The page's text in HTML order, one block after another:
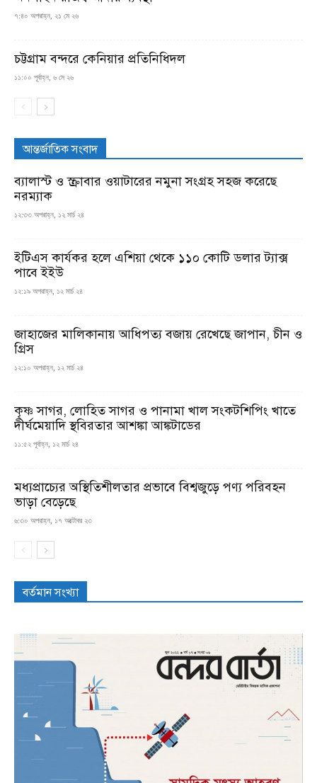
৭:৪০ অপরাহ্ন, ২১ মে ২৬
চট্টগ্রাম বন্দরে কেনিয়ার প্রতিনিধিদল
১১:০০ পূর্বাহ্ন, ৬ মে ২৬
আন্তর্জাতিক সংবাদ
ব্যালাস্ট ও স্ক্রাবার ওয়াটারের নমুনা সংগ্রহ সহজ করেছে
নরম্যাক
১২:৩৩ অপরাহ্ন, ১২ মার্চ ২৪
ইটিএস কার্যকর হলে এশিয়া থেকে ১১০ কোটি ডলার ট্যাক্স
পাবে ইইউ
১২:১৯ অপরাহ্ন, ১২ মার্চ ২৪
জাহাজের মালিকানায় আধিপত্য বজায় রেখেছে জাপান, চীন ও
গ্রিস
১২:১০ অপরাহ্ন, ১২ মার্চ ২৪
কৃষ্ণ সাগর, লোহিত সাগর ও পানামা খাল সংকটশিপিং খাতে
দীর্ঘমেয়াদি স্থবিরতার আশঙ্কা আঙ্কটাডের
১১:৫২ পূর্বাহ্ন, ১২ মার্চ ২৪
মধ্যপ্রাচ্যের অস্থিতিশীলতার প্রভাবে বিশ্বজুড়ে পণ্য পরিবহন
ভাড়া বেড়েছে
৬:৩০ অপরাহ্ন, ১৭ অক্টোবর ২৩
বর্তমান সংখ্যা